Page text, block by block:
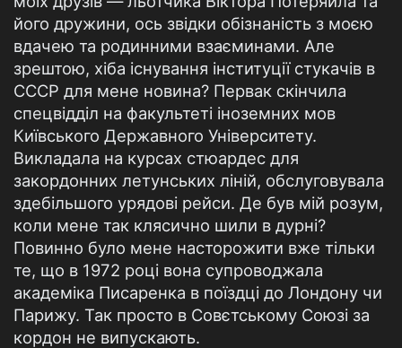
його дружини, ось звідки обізнаність з моєю
вдачею та родинними взаєминами. Але
зрештою, хіба існування інституції стукачів в
СССР для мене новина? Первак скінчила
спецвідділ на факультеті іноземних мов
Київського Державного Університету.
Викладала на курсах стюардес для
закордонних летунських ліній, обслуговувала
здебільшого урядові рейси. Де був мій розум,
коли мене так клясично шили в дурні?
Повинно було мене насторожити вже тільки
те, що в 1972 році вона супроводжала
академіка Писаренка в поїздці до Лондону чи
Парижу. Так просто в Совєтському Союзі за
кордон не випускають.